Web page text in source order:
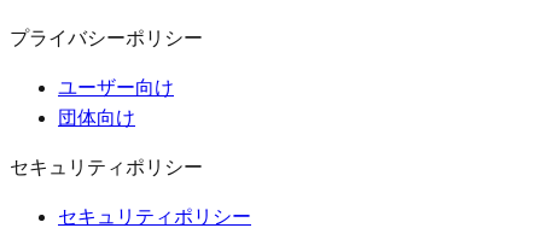
プライバシーポリシー
ユーザー向け
団体向け
セキュリティポリシー
セキュリティポリシー